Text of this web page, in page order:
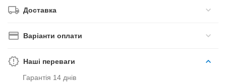
Доставка
Варіанти оплати
Наші переваги
Гарантія 14 днів